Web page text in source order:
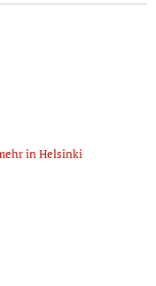
in Helsinki